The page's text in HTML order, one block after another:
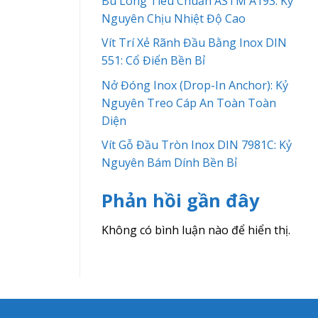
Nguyên Chịu Nhiệt Độ Cao
Vít Trí Xẻ Rãnh Đầu Bằng Inox DIN
551: Cổ Điển Bền Bỉ
Nở Đóng Inox (Drop-In Anchor): Kỷ
Nguyên Treo Cáp An Toàn Toàn
Diện
Vít Gỗ Đầu Tròn Inox DIN 7981C: Kỷ
Nguyên Bám Dính Bền Bỉ
Phản hồi gần đây
Không có bình luận nào để hiển thị.